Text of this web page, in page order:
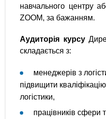
навчального центру
ZOOM, за бажанням.
Аудиторія курсу
складається з:
менеджерів з
підвищити
логістики,
працівників сфери